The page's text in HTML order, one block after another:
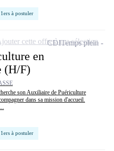
à postuler
en
(H/F)
son Auxiliaire de Puériculture
dans sa mission d'accueil.
à postuler
CDITemps plein
cette offre à ma sélection